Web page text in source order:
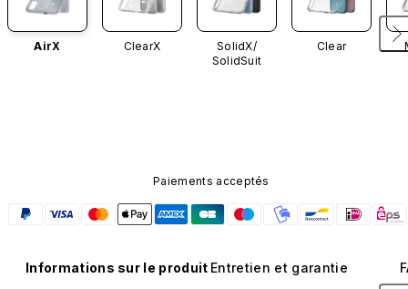
AirX ClearX
SolidX/
SolidSuit
Clear
Paiements acceptés
Informations sur le produit Entretien et garantie